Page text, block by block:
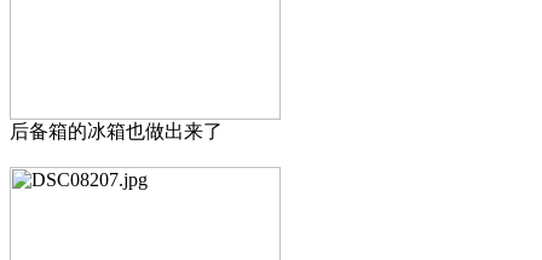
后备箱的冰箱也做出来了